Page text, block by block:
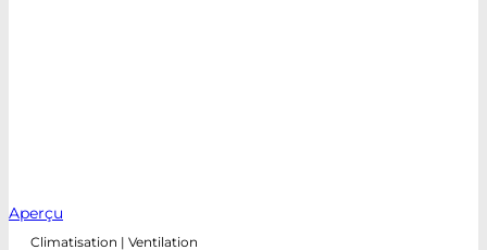
Aperçu
Climatisation | Ventilation